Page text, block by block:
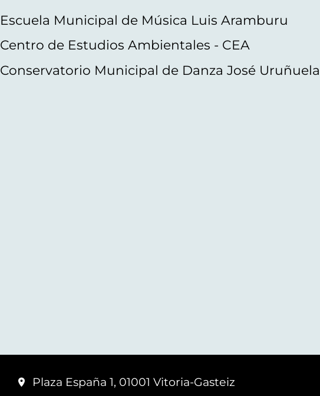
Escuela Municipal de Música Luis Aramburu
Centro de Estudios Ambientales - CEA
Conservatorio Municipal de Danza José Uruñuela
Plaza España 1, 01001 Vitoria-Gasteiz